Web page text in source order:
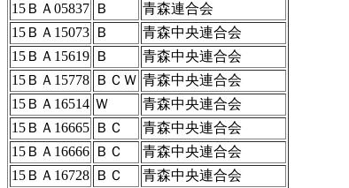
15ＢＡ05837 Ｂ
青森連合会
15ＢＡ15073 Ｂ
青森中央連合会
15ＢＡ15619 Ｂ
青森中央連合会
15ＢＡ15778 ＢＣＷ 青森中央連合会
15ＢＡ16514 Ｗ
青森中央連合会
15ＢＡ16665 ＢＣ
青森中央連合会
15ＢＡ16666 ＢＣ
青森中央連合会
15ＢＡ16728 ＢＣ
青森中央連合会